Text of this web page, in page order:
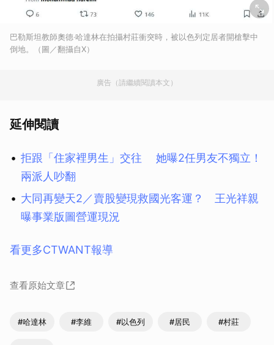
巴勒斯坦教師奧德‧哈達林在拍攝村莊衝突時，被以色列定居者開槍擊中
倒地。（圖／翻攝自X）
廣告（請繼續閱讀本文）
延伸閱讀
拒跟「住家裡男生」交往 她曝2任男友不獨立！
兩派人吵翻
大同再變天2／賣股變現救國光客運？ 王光祥親
曝事業版圖營運現況
看更多CTWANT報導
查看原始文章
#哈達林 #李維 #以色列 #居民 #村莊